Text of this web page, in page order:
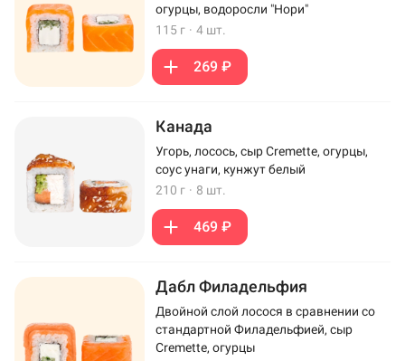
огурцы, водоросли "Нори"
115 г · 4 шт.
269 ₽
Канада
Угорь, лосось, сыр Cremette, огурцы,
соус унаги, кунжут белый
210 г · 8 шт.
469 ₽
Дабл Филадельфия
Двойной слой лосося в сравнении со
стандартной Филадельфией, сыр
Cremette, огурцы